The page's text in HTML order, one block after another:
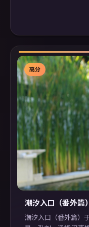
高分
潮汐入口（番外篇）
潮汐入口（番外篇）